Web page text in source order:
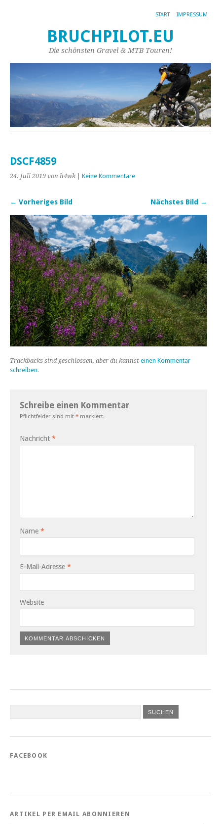
START IMPRESSUM
BRUCHPILOT.EU
Die schönsten Gravel & MTB Touren!
DSCF4859
24. Juli 2019 von h4wk| Keine Kommentare
← Vorheriges Bild Nächstes Bild →
Trackbacks sind geschlossen, aber du kannst einen Kommentar
schreiben.
Schreibe einen Kommentar
Pflichtfelder sind mit * markiert.
Nachricht *
Name *
E-Mail-Adresse *
Website
FACEBOOK
ARTIKEL PER EMAIL ABONNIEREN